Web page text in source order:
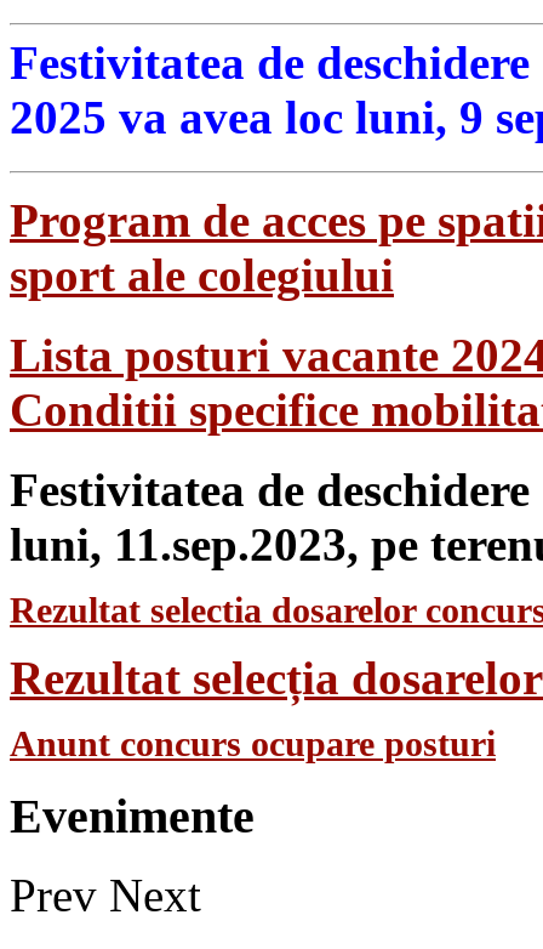
Festivitatea de
2025 va avea loc luni, 9
Program de acces pe
sport ale colegiului
Lista posturi vacante
Conditii specifice
Festivitatea de
luni, 11.sep.2023, pe
Rezultat selectia dosarelor
Rezultat selecția
Anunt concurs ocupare posturi
Evenimente
Prev Next